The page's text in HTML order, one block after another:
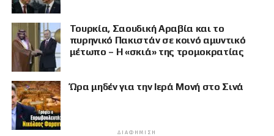
Τουρκία, Σαουδική Αραβία και το
πυρηνικό Πακιστάν σε κοινό αμυντικό
μέτωπο – Η «σκιά» της τρομοκρατίας
Ώρα μηδέν για την Ιερά Μονή στο Σινά
ΔΙΑΦΉΜΙΣΗ